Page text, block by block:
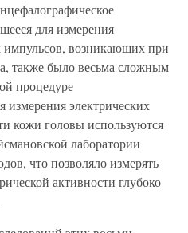
для измерения
импульсов, возникающих при
также было весьма сложным
процедуре
измерения электрических
кожи головы используются
лаборатории
что позволяло измерять
активности глубоко